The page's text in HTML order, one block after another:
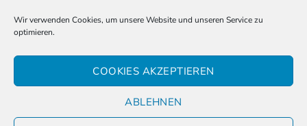
Wir verwenden Cookies, um unsere Website und unseren Service zu
optimieren.
COOKIES AKZEPTIEREN
ABLEHNEN